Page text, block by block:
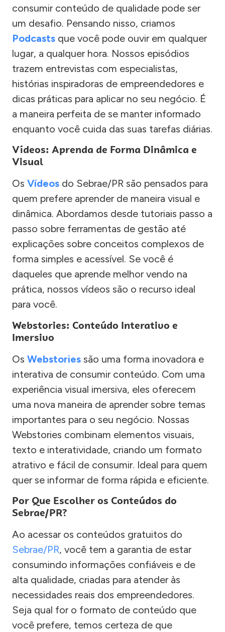
consumir conteúdo de qualidade pode ser
um desafio. Pensando nisso, criamos
Podcasts que você pode ouvir em qualquer
lugar, a qualquer hora. Nossos episódios
trazem entrevistas com especialistas,
histórias inspiradoras de empreendedores e
dicas práticas para aplicar no seu negócio. É
a maneira perfeita de se manter informado
enquanto você cuida das suas tarefas diárias.
Vídeos: Aprenda de Forma Dinâmica e
Visual
Os Vídeos do Sebrae/PR são pensados para
quem prefere aprender de maneira visual e
dinâmica. Abordamos desde tutoriais passo a
passo sobre ferramentas de gestão até
explicações sobre conceitos complexos de
forma simples e acessível. Se você é
daqueles que aprende melhor vendo na
prática, nossos vídeos são o recurso ideal
para você.
Webstories: Conteúdo Interativo e
Imersivo
Os Webstories são uma forma inovadora e
interativa de consumir conteúdo. Com uma
experiência visual imersiva, eles oferecem
uma nova maneira de aprender sobre temas
importantes para o seu negócio. Nossas
Webstories combinam elementos visuais,
texto e interatividade, criando um formato
atrativo e fácil de consumir. Ideal para quem
quer se informar de forma rápida e eficiente.
Por Que Escolher os Conteúdos do
Sebrae/PR?
Ao acessar os conteúdos gratuitos do
Sebrae/PR, você tem a garantia de estar
consumindo informações confiáveis e de
alta qualidade, criadas para atender às
necessidades reais dos empreendedores.
Seja qual for o formato de conteúdo que
você prefere, temos certeza de que